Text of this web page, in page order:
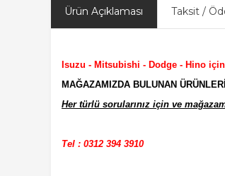
Ürün Açıklaması Taksit /
Isuzu - Mitsubishi - Dodge - Hino
MAĞAZAMIZDA BULUNAN
Her türlü sorularınız için ve
Tel : 0312 394 3910